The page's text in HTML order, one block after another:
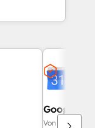
Google
Von HubSpot